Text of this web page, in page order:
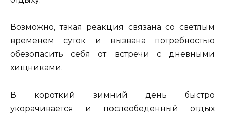
Возможно, такая реакция связана со светлым
временем суток и вызвана потребностью
обезопасить себя от встречи с дневными
хищниками.
В короткий зимний день быстро
укорачивается и послеобеденный отдых